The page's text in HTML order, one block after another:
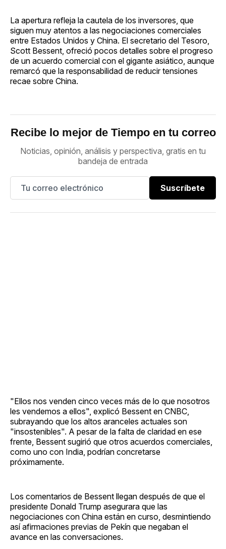
La apertura refleja la cautela de los inversores, que
siguen muy atentos a las negociaciones comerciales
entre Estados Unidos y China. El secretario del Tesoro,
Scott Bessent, ofreció pocos detalles sobre el progreso
de un acuerdo comercial con el gigante asiático, aunque
remarcó que la responsabilidad de reducir tensiones
recae sobre China.
Recibe lo mejor de Tiempo en tu correo
Noticias, opinión, análisis y perspectiva, gratis en tu
bandeja de entrada
Suscríbete
"Ellos nos venden cinco veces más de lo que nosotros
les vendemos a ellos", explicó Bessent en CNBC,
subrayando que los altos aranceles actuales son
"insostenibles". A pesar de la falta de claridad en ese
frente, Bessent sugirió que otros acuerdos comerciales,
como uno con India, podrían concretarse
próximamente.
Los comentarios de Bessent llegan después de que el
presidente Donald Trump asegurara que las
negociaciones con China están en curso, desmintiendo
así afirmaciones previas de Pekín que negaban el
avance en las conversaciones.